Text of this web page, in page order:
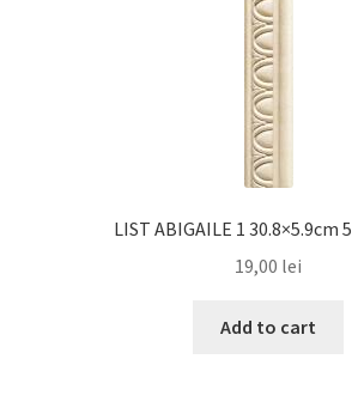
LIST ABIGAILE 1 30.8×5.9cm
19,00 lei
Add to cart